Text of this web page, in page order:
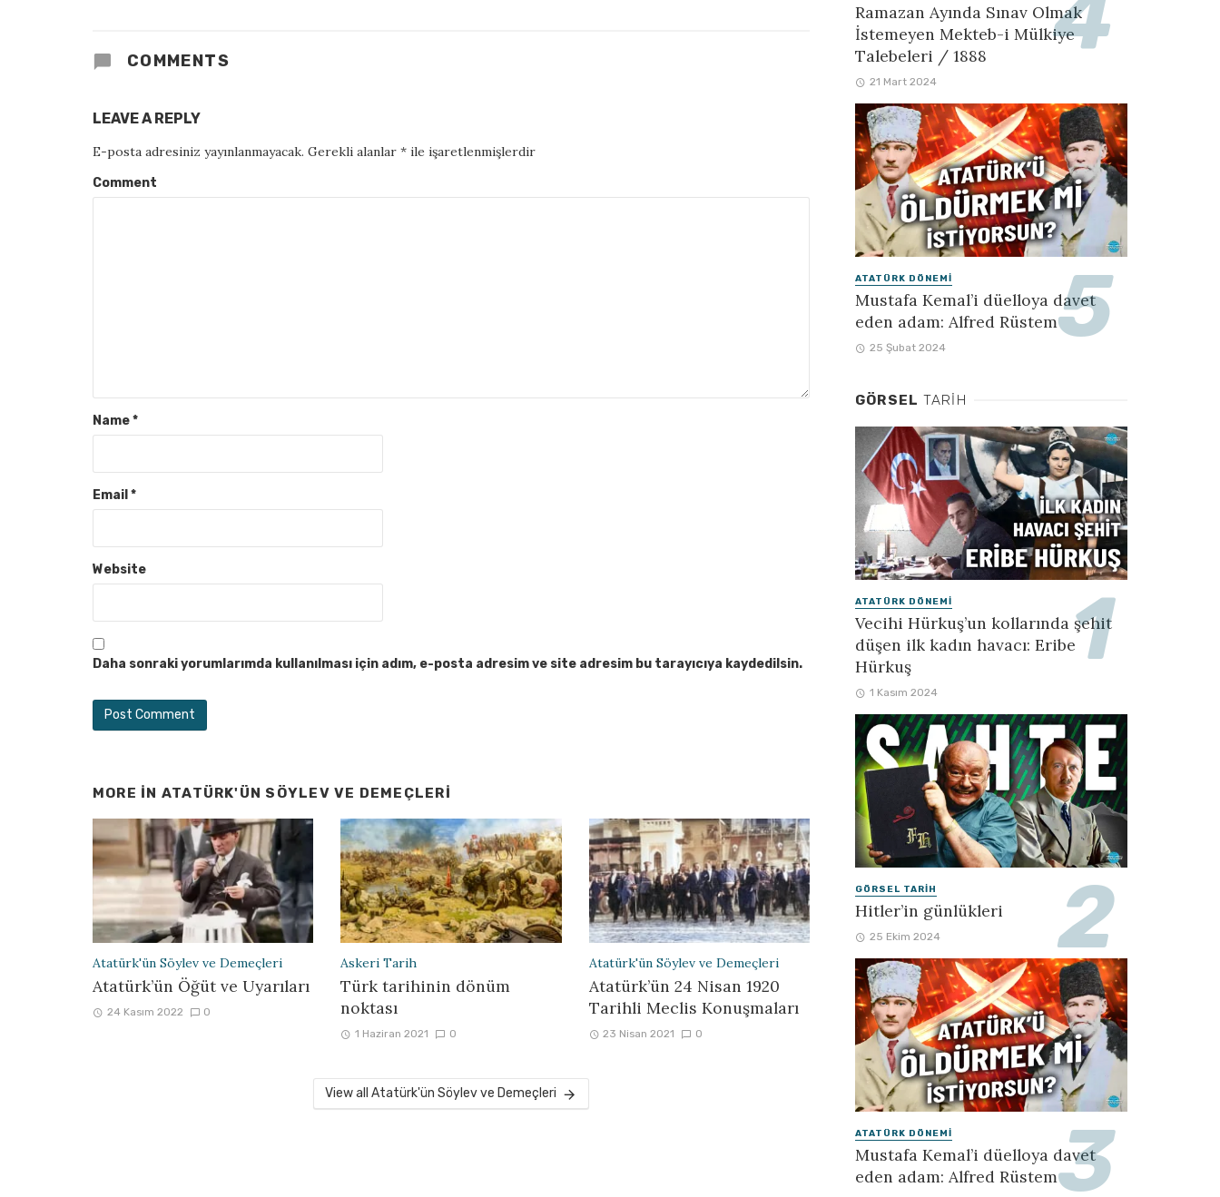
COMMENTS
LEAVE A REPLY
E-posta adresiniz yayınlanmayacak. Gerekli alanlar * ile işaretlenmişlerdir
Comment
Name*
Email *
Website
Daha sonraki yorumlarımda kullanılması için adım, e-posta adresim ve site adresim bu tarayıcıya kaydedilsin.
MORE IN ATATÜRK'ÜN SÖYLEV VE DEMEÇLERI
Atatürk'ün Söylev ve Demeçleri
Atatürk’ün Öğüt ve Uyarıları
24 Kasım 2022 0
Askeri Tarih
Türk tarihinin dönüm
noktası
1 Haziran 2021 0
Atatürk'ün Söylev ve Demeçleri
Atatürk’ün 24 Nisan 1920
Tarihli Meclis Konuşmaları
23 Nisan 2021 0
View all Atatürk'ün Söylev ve Demeçleri
Ramazan Ayında Sınav Olmak
İstemeyen Mekteb-i Mülkiye
Talebeleri / 1888
21 Mart 2024
ATATÜRK DÖNEMI
Mustafa Kemal’i düelloya davet
eden adam: Alfred Rüstem
25 Şubat 2024
GÖRSEL TARIH
ATATÜRK DÖNEMI
Vecihi Hürkuş’un kollarında şehit
düşen ilk kadın havacı: Eribe
Hürkuş
1 Kasım 2024
GÖRSEL TARIH
Hitler’in günlükleri
25 Ekim 2024
ATATÜRK DÖNEMI
Mustafa Kemal’i düelloya davet
eden adam: Alfred Rüstem